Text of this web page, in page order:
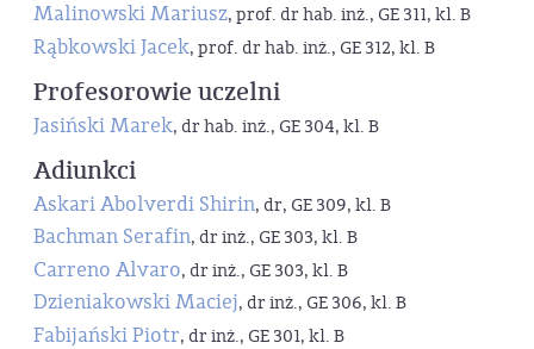
Malinowski Mariusz, prof. dr hab. inż., GE 311, kl. B
Rąbkowski Jacek, prof. dr hab. inż., GE 312, kl. B
Profesorowie uczelni
Jasiński Marek, dr hab. inż., GE 304, kl. B
Adiunkci
Askari Abolverdi Shirin, dr, GE 309, kl. B
Bachman Serafin, dr inż., GE 303, kl. B
Carreno Alvaro, dr inż., GE 303, kl. B
Dzieniakowski Maciej, dr inż., GE 306, kl. B
Fabijański Piotr, dr inż., GE 301, kl. B